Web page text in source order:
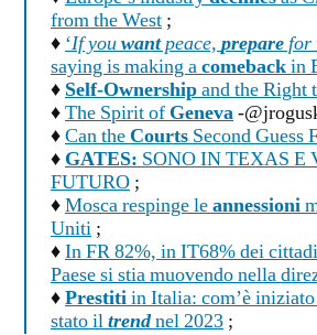
from the West ;
♦ ‘If youwantpeace, preparefor
saying is making acomebackin
♦ Self-Ownershipand the Right
♦The Spirit of Geneva-
♦Can theCourts Second Guess
♦ GATES: SONO IN TEXAS E
FUTURO ;
♦Mosca respinge leannessioni
Uniti ;
♦In FR 82%, in IT68% dei
Paese si stia muovendo nella
♦Prestitiin Italia: com’è
stato iltrendnel 2023 ;